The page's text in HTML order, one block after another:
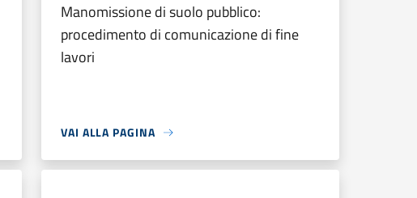
Manomissione di suolo pubblico:
procedimento di comunicazione di fine
lavori
VAI ALLA PAGINA